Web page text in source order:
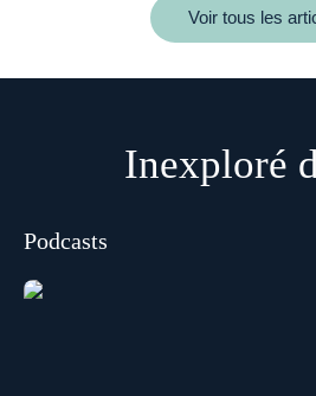
Voir tous les
Inexploré
Podcasts